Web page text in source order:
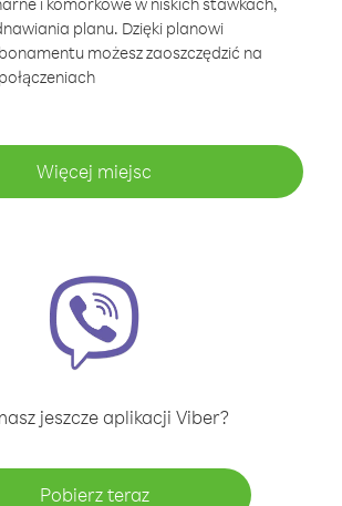
planu. Dzięki planowi
możesz zaoszczędzić na
Więcej miejsc
jeszcze aplikacji Viber?
Pobierz teraz